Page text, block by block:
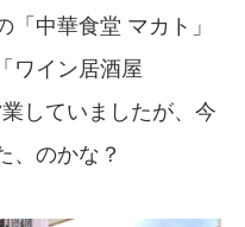
「中華食堂 マカト」
ワイン居酒屋
していましたが、今
、のかな？